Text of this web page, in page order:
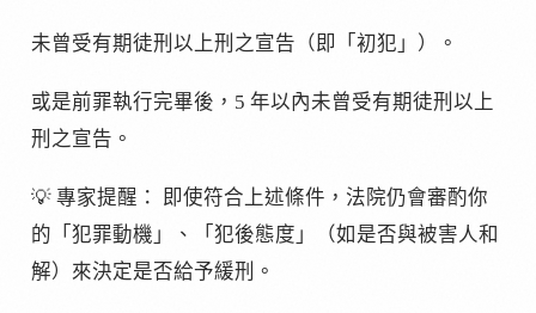
未曾受有期徒刑以上刑之宣告（即「初犯」）。
或是前罪執行完畢後，5 年以內未曾受有期徒刑以上
刑之宣告。
💡 專家提醒： 即使符合上述條件，法院仍會審酌你
的「犯罪動機」、「犯後態度」（如是否與被害人和
解）來決定是否給予緩刑。